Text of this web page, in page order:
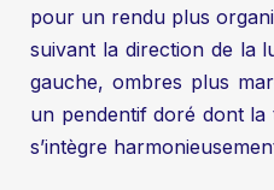
pour un rendu plus
suivant la direction de la
gauche, ombres plus
un pendentif doré dont
s’intègre